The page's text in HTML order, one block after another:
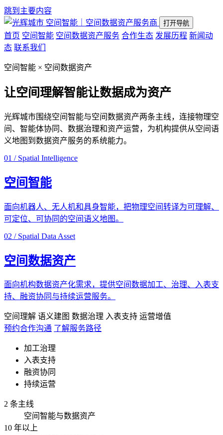
跳到主要内容
空间智能｜空间数据资产服务商
打开导航
首页 空间智能 空间数据资产服务 合作生态 发展历程 新闻动
态 联系我们
空间智能 × 空间数据资产
让空间理解智能让数据成为资产
光辉城市围绕空间智能与空间数据资产两条主线，连接物理空
间、智能体协同、数据治理和资产运营，为机构提供从空间语
义地图到数据资产服务的系统能力。
01 / Spatial Intelligence
空间智能
面向机器人、无人机和具身智能，把物理空间转译为可理解、
可定位、可协同的空间语义地图。
02 / Spatial Data Asset
空间数据资产
面向机构数据资产化需求，提供空间数据加工、治理、入表支
持、融资协同与持续运营服务。
空间理解 语义建图 数据治理 入表支持 运营增值
预约合作沟通 了解服务路径
加工治理
入表支持
融资协同
持续运营
2 条主线
空间智能与数据资产
10 年以上